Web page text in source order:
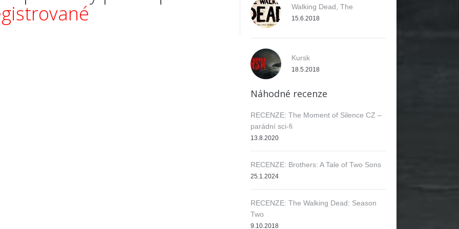
Walking Dead, The
15.6.2018
Kursk
18.5.2018
Náhodné recenze
RECENZE: The Moment of Silence CZ –
parádní sci-fi
13.8.2020
RECENZE: Brothers: A Tale of Two Sons
25.1.2024
RECENZE: The Walking Dead: Season
Two
9.10.2018